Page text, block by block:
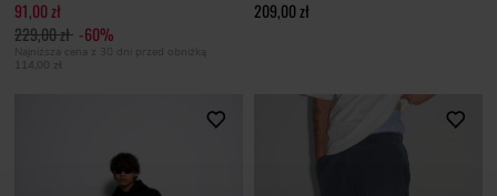
91,00 zł
229,00 zł -60%
Najniższa cena z 30 dni przed obniżką
114,00 zł
209,00 zł